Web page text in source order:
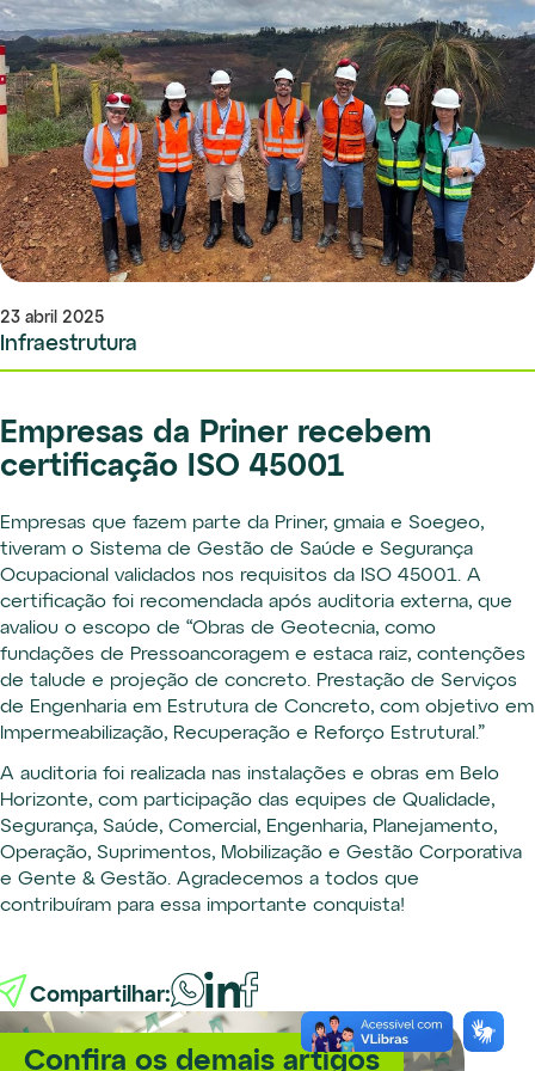
23 abril 2025
Infraestrutura
Empresas da Priner recebem
certificação ISO 45001
Empresas que fazem parte da Priner, gmaia e Soegeo,
tiveram o Sistema de Gestão de Saúde e Segurança
Ocupacional validados nos requisitos da ISO 45001. A
certificação foi recomendada após auditoria externa, que
avaliou o escopo de “Obras de Geotecnia, como
fundações de Pressoancoragem e estaca raiz, contenções
de talude e projeção de concreto. Prestação de Serviços
de Engenharia em Estrutura de Concreto, com objetivo em
Impermeabilização, Recuperação e Reforço Estrutural.”
A auditoria foi realizada nas instalações e obras em Belo
Horizonte, com participação das equipes de Qualidade,
Segurança, Saúde, Comercial, Engenharia, Planejamento,
Operação, Suprimentos, Mobilização e Gestão Corporativa
e Gente & Gestão. Agradecemos a todos que
contribuíram para essa importante conquista!
Compartilhar:
Confira os demais artigos